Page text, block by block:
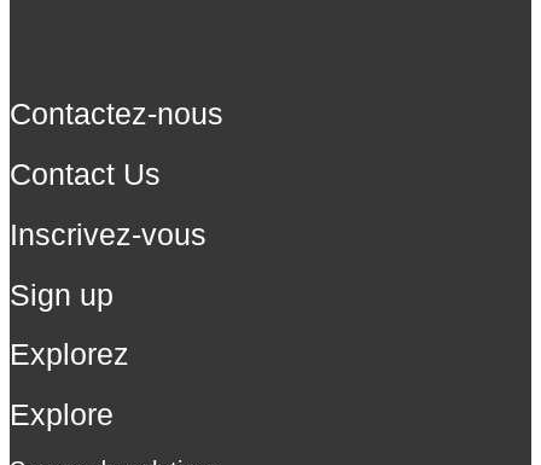
Contactez-nous
Contact Us
Inscrivez-vous
Sign up
Explorez
Explore